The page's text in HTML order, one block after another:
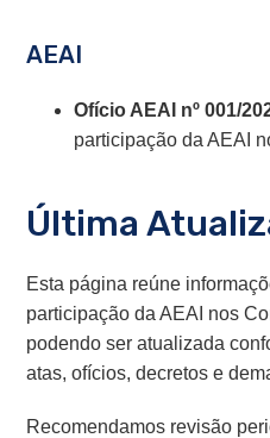
AEAI
Ofício AEAI nº 001/
participação da AEAI
Última
Esta página reúne
participação da AEAI nos
podendo ser atualizada
atas, ofícios, decretos e
Recomendamos revisão